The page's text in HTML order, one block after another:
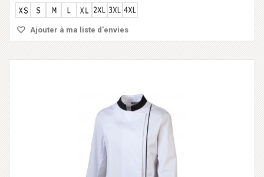
Ajouter à ma liste d'envies